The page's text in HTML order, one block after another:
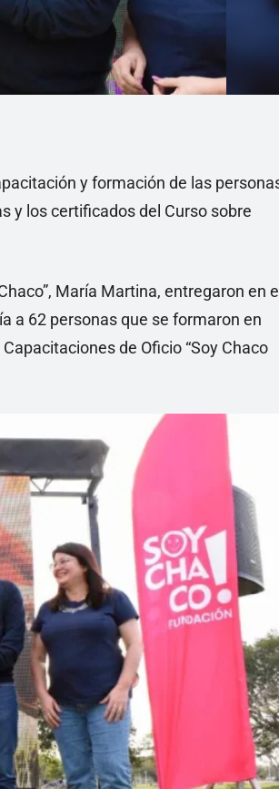
y formación de las
y los certificados del Curso sobre
María Martina, entregaron en
a 62 personas que se formaron en
de Oficio “Soy Chaco